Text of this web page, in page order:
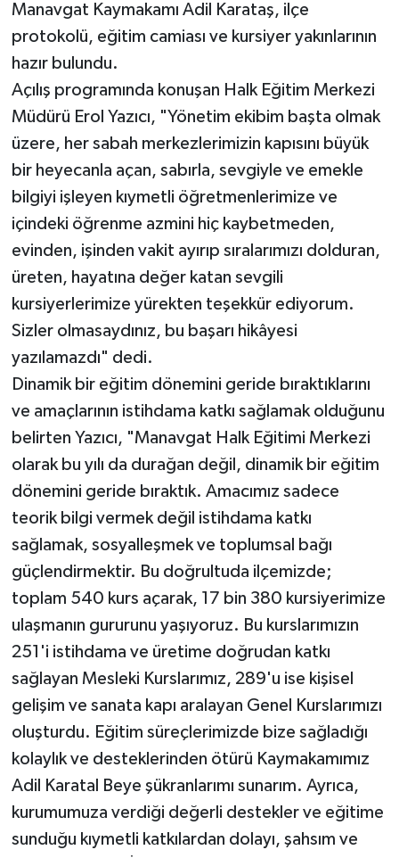
Manavgat Kaymakamı Adil Karataş, ilçe
protokolü, eğitim camiası ve kursiyer yakınlarının
hazır bulundu.
Açılış programında konuşan Halk Eğitim Merkezi
Müdürü Erol Yazıcı, "Yönetim ekibim başta olmak
üzere, her sabah merkezlerimizin kapısını büyük
bir heyecanla açan, sabırla, sevgiyle ve emekle
bilgiyi işleyen kıymetli öğretmenlerimize ve
içindeki öğrenme azmini hiç kaybetmeden,
evinden, işinden vakit ayırıp sıralarımızı dolduran,
üreten, hayatına değer katan sevgili
kursiyerlerimize yürekten teşekkür ediyorum.
Sizler olmasaydınız, bu başarı hikâyesi
yazılamazdı" dedi.
Dinamik bir eğitim dönemini geride bıraktıklarını
ve amaçlarının istihdama katkı sağlamak olduğunu
belirten Yazıcı, "Manavgat Halk Eğitimi Merkezi
olarak bu yılı da durağan değil, dinamik bir eğitim
dönemini geride bıraktık. Amacımız sadece
teorik bilgi vermek değil istihdama katkı
sağlamak, sosyalleşmek ve toplumsal bağı
güçlendirmektir. Bu doğrultuda ilçemizde;
toplam 540 kurs açarak, 17 bin 380 kursiyerimize
ulaşmanın gururunu yaşıyoruz. Bu kurslarımızın
251'i istihdama ve üretime doğrudan katkı
sağlayan Mesleki Kurslarımız, 289'u ise kişisel
gelişim ve sanata kapı aralayan Genel Kurslarımızı
oluşturdu. Eğitim süreçlerimizde bize sağladığı
kolaylık ve desteklerinden ötürü Kaymakamımız
Adil Karatal Beye şükranlarımı sunarım. Ayrıca,
kurumumuza verdiği değerli destekler ve eğitime
sunduğu kıymetli katkılardan dolayı, şahsım ve